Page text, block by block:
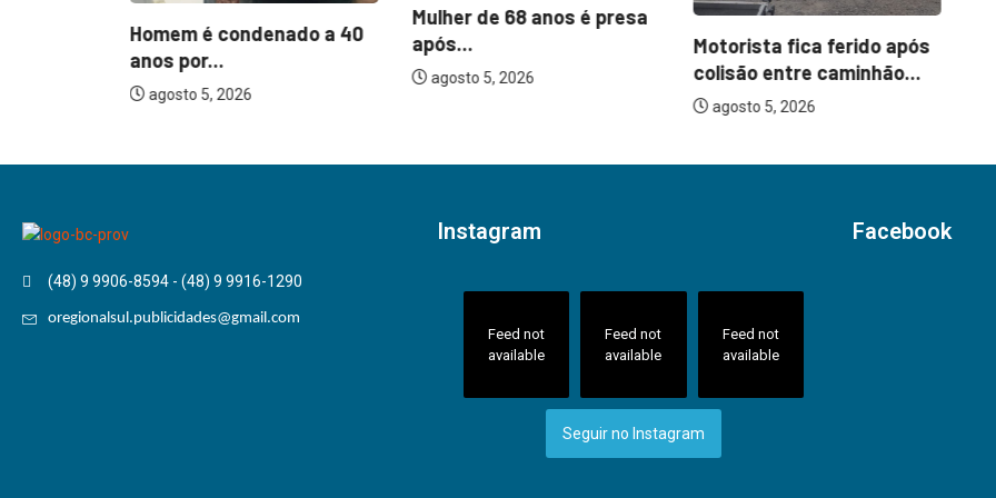
Homem é condenado a 40
anos por...
agosto 5, 2026
Mulher de 68 anos é presa
após...
agosto 5, 2026
Motorista fica ferido após
colisão entre caminhão...
agosto 5, 2026
(48) 9 9906-8594 - (48) 9 9916-1290
oregionalsul.publicidades@gmail.com
Instagram
Feed not
available
Feed not
available
Feed not
available
Seguir no Instagram
Facebook